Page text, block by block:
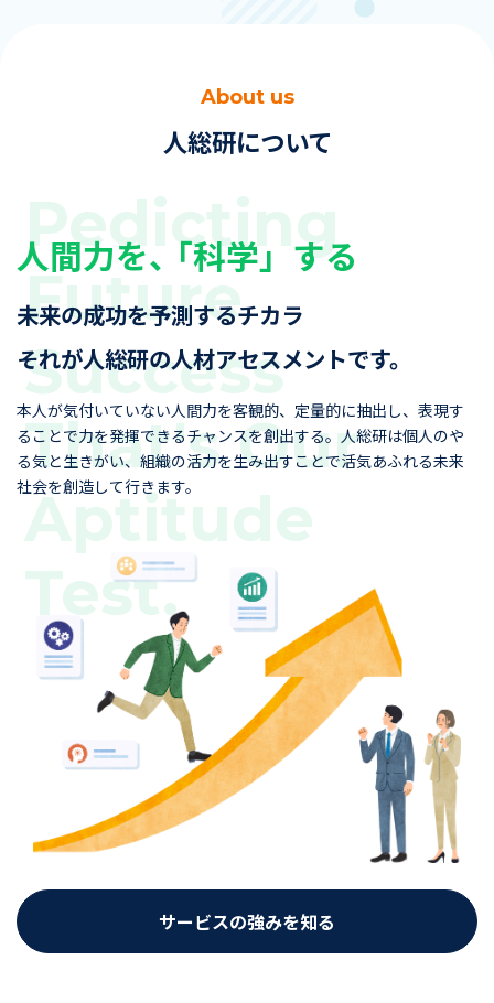
About us
人総研について
人間力を、「科学」する
未来の成功を予測するチカラ
それが人総研の人材アセスメントです。
本人が気付いていない人間力を客観的、定量的に抽出し、表現す
ることで力を発揮できるチャンスを創出する。人総研は個人のや
る気と生きがい、組織の活力を生み出すことで活気あふれる未来
社会を創造して行きます。
サービスの強みを知る